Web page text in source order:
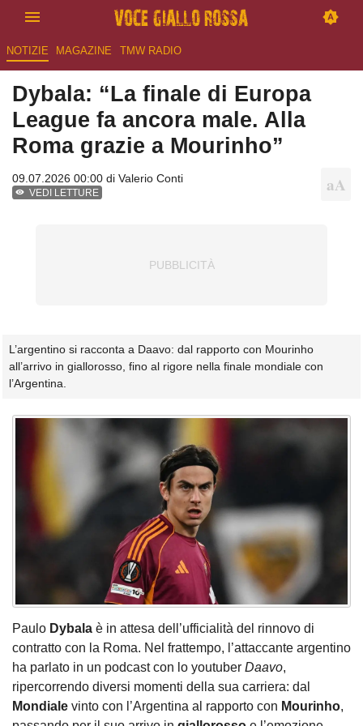
NOTIZIE MAGAZINE TMW RADIO
Dybala: “La finale di Europa
League fa ancora male. Alla
Roma grazie a Mourinho”
09.07.2026 00:00 di Valerio Conti
VEDI LETTURE
L’argentino si racconta a Daavo: dal rapporto con Mourinho
all’arrivo in giallorosso, fino al rigore nella finale mondiale con
l’Argentina.
Paulo Dybala è in attesa dell’ufficialità del rinnovo di
contratto con la Roma. Nel frattempo, l’attaccante argentino
ha parlato in un podcast con lo youtuber Daavo,
ripercorrendo diversi momenti della sua carriera: dal
Mondiale vinto con l’Argentina al rapporto con Mourinho,